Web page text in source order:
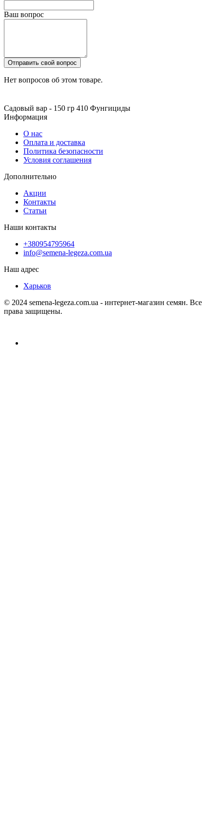
Ваш вопрос
Отправить свой вопрос
Нет вопросов об этом товаре.
Садовый вар - 150 гр 410 Фунгициды
Информация
О нас
Оплата и доставка
Политика безопасности
Условия соглашения
Дополнительно
Акции
Контакты
Статьи
Наши контакты
+380954795964
info@semena-legeza.com.ua
Наш адрес
Харьков
© 2024 semena-legeza.com.ua - интернет-магазин семян. Все
права защищены.